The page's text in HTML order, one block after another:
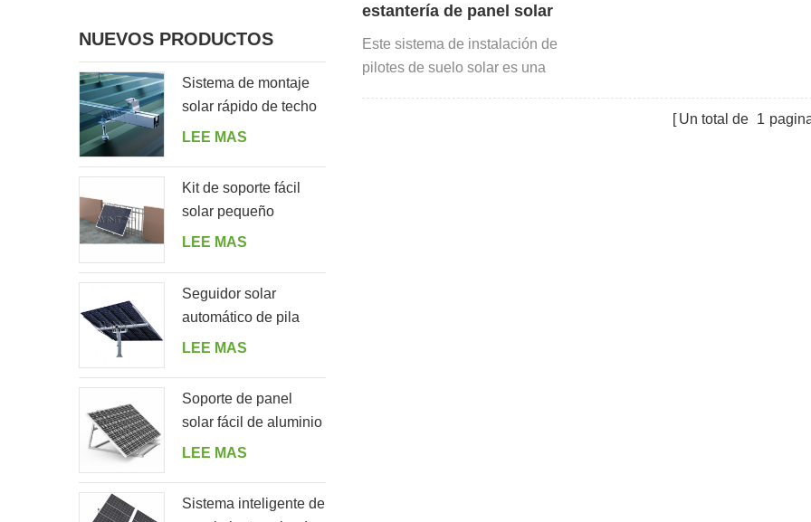
estantería de panel solar
montada en tierra de bricolaje
Este sistema de instalación de
pilotes de suelo solar es una
Un total de 1
NUEVOS PRODUCTOS
Sistema de montaje
solar rápido de techo
de hojalata con perno
LEE MAS
Kit de soporte fácil
solar pequeño
residencial para el
LEE MAS
Seguidor solar
automático de pila
única con 10 paneles
LEE MAS
Soporte de panel
solar fácil de aluminio
ajustable en ángulo
LEE MAS
Sistema inteligente de